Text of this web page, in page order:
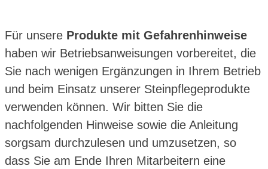
Für unsere Produkte mit Gefahrenhinweise
haben wir Betriebsanweisungen vorbereitet, die
Sie nach wenigen Ergänzungen in Ihrem Betrieb
und beim Einsatz unserer Steinpflegeprodukte
verwenden können. Wir bitten Sie die
nachfolgenden Hinweise sowie die Anleitung
sorgsam durchzulesen und umzusetzen, so
dass Sie am Ende Ihren Mitarbeitern eine